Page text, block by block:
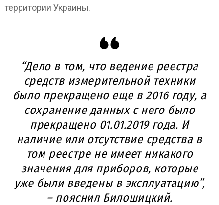
территории Украины.
“Дело в том, что ведение реестра
средств измерительной техники
было прекращено еще в 2016 году, а
сохранение данных с него было
прекращено 01.01.2019 года. И
наличие или отсутствие средства в
том реестре не имеет никакого
значения для приборов, которые
уже были введены в эксплуатацию”,
– пояснил Билошицкий.